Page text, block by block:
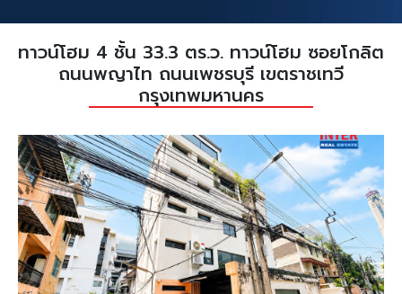
ทาวน์โฮม 4 ชั้น 33.3 ตร.ว. ทาวน์โฮม ซอยโกลิต
ถนนพญาไท ถนนเพชรบุรี เขตราชเทวี
กรุงเทพมหานคร